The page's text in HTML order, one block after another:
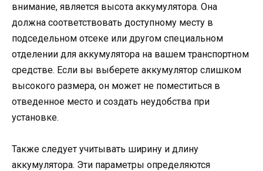
внимание, является высота аккумулятора. Она
должна соответствовать доступному месту в
подседельном отсеке или другом специальном
отделении для аккумулятора на вашем транспортном
средстве. Если вы выберете аккумулятор слишком
высокого размера, он может не поместиться в
отведенное место и создать неудобства при
установке.
Также следует учитывать ширину и длину
аккумулятора. Эти параметры определяются